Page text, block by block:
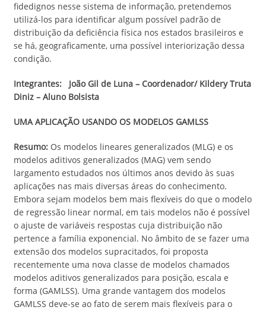
fidedignos nesse sistema de informação, pretendemos
utilizá-los para identificar algum possível padrão de
distribuição da deficiência física nos estados brasileiros e
se há, geograficamente, uma possível interiorização dessa
condição.
Integrantes: João Gil de Luna – Coordenador/ Kildery Truta
Diniz – Aluno Bolsista
UMA APLICAÇÃO USANDO OS MODELOS GAMLSS
Resumo: Os modelos lineares generalizados (MLG) e os
modelos aditivos generalizados (MAG) vem sendo
largamento estudados nos últimos anos devido às suas
aplicações nas mais diversas áreas do conhecimento.
Embora sejam modelos bem mais flexíveis do que o modelo
de regressão linear normal, em tais modelos não é possível
o ajuste de variáveis respostas cuja distribuição não
pertence a família exponencial. No âmbito de se fazer uma
extensão dos modelos supracitados, foi proposta
recentemente uma nova classe de modelos chamados
modelos aditivos generalizados para posição, escala e
forma (GAMLSS). Uma grande vantagem dos modelos
GAMLSS deve-se ao fato de serem mais flexíveis para o